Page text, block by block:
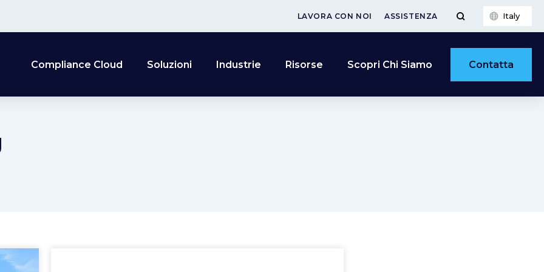
LAVORA CON NOI ASSISTENZA Italy
Compliance Cloud Soluzioni Industrie Risorse Scopri Chi Siamo Contatta